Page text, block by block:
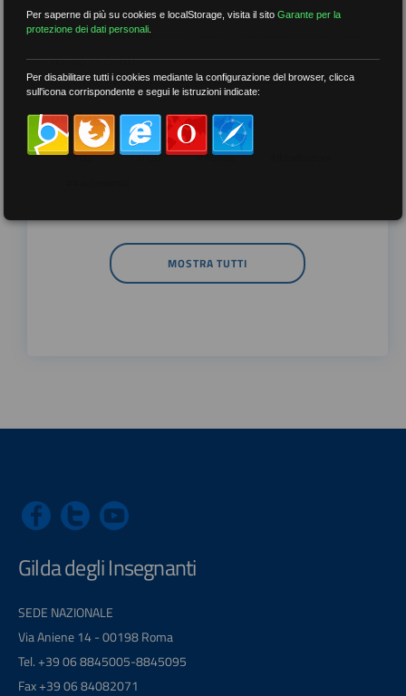
più recenti
meno recenti
per tag
##DS ##FGU ##Gilda
MOSTRA TUTTI
Gilda degli Insegnanti
SEDE NAZIONALE
Via Aniene 14 - 00198 Roma
Tel. +39 06 8845005-8845095
Fax +39 06 84082071
Per saperne di più su cookies e localStorage, visita il sitoGarante per la
protezione dei dati personali
Per disabilitare tutti i cookies mediante la configurazione del browser, clicca
sull'icona corrispondente e segui le istruzioni indicate: